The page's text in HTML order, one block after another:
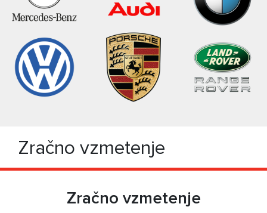
Zračno vzmetenje
Zračno vzmetenje